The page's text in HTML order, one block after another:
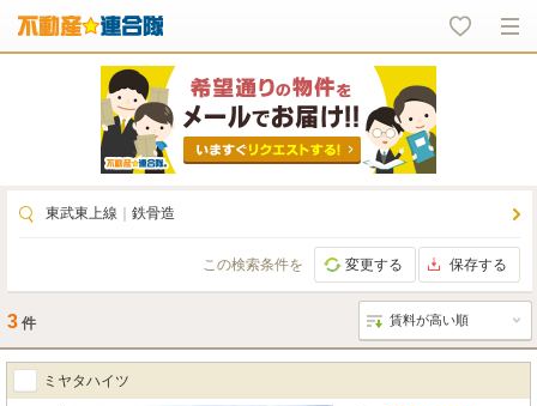
東武東上線 鉄骨造
この検索条件を 変更する 保存する
3 件
ミヤタハイツ